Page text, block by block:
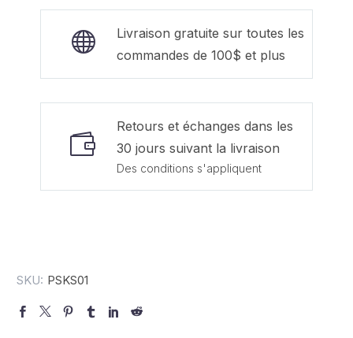
Livraison gratuite sur toutes les
commandes de 100$ et plus
Retours et échanges dans les
30 jours suivant la livraison
Des conditions s'appliquent
SKU: PSKS01